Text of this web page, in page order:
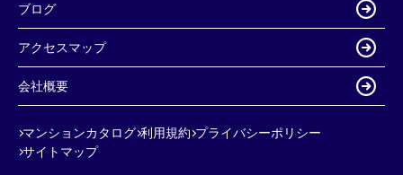
ブログ
アクセスマップ
会社概要
マンションカタログ 利用規約 プライバシーポリシー
サイトマップ